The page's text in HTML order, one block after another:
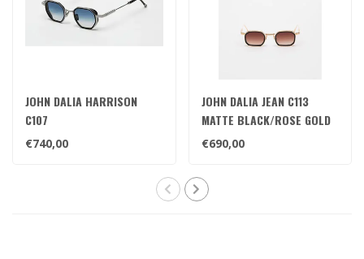
JOHN DALIA HARRISON
C107
€740,00
JOHN DALIA JEAN C113
MATTE BLACK/ROSE GOLD
€690,00